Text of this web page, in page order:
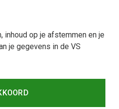
inhoud op je afstemmen en je
je gegevens in de VS